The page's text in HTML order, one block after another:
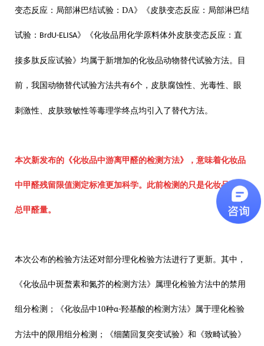
变态反应：局部淋巴结试验： DA》《皮肤变态反应：局部淋巴结
试验： BrdU-ELISA》《化妆品用化学原料体外皮肤变态反应：直
接多肽反应试验》均属于新增加的化妆品动物替代试验方法。目
前，我国动物替代试验方法共有6个，皮肤腐蚀性、光毒性、眼
刺激性、皮肤致敏性等毒理学终点均引入了替代方法。
本次新发布的《化妆品中游离甲醛的检测方法》，意味着化妆品
中甲醛残留限值测定标准更加科学。此前检测的只是化妆品中的
总甲醛量。
本次公布的检验方法还对部分理化检验方法进行了更新。其中，
《化妆品中斑蝥素和氮芥的检测方法》属理化检验方法中的禁用
组分检测；《化妆品中10种α-羟基酸的检测方法》属于理化检验
方法中的限用组分检测；《细菌回复突变试验》和《致畸试验》